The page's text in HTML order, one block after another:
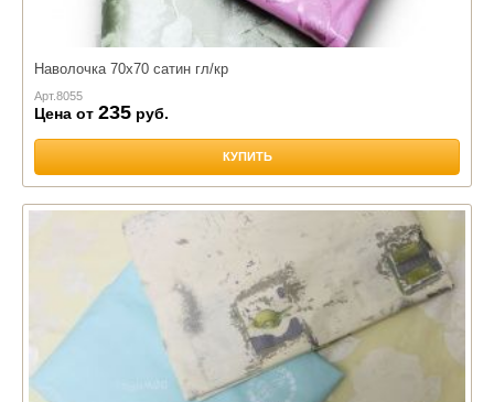
Наволочка 70х70 сатин гл/кр
Арт.8055
Цена от 235 руб.
КУПИТЬ